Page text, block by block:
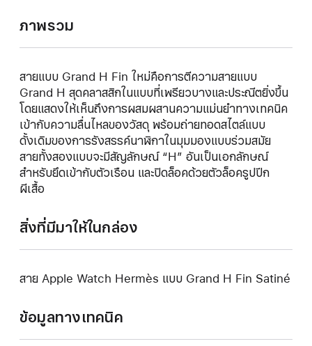
ภาพรวม
สายแบบ Grand H Fin ใหม่คือการตีความสายแบบ
Grand H สุดคลาสสิกในแบบที่เพรียวบางและประณีตยิ่งขึ้น
โดยแสดงให้เห็นถึงการผสมผสานความแม่นยำทางเทคนิค
เข้ากับความลื่นไหลของวัสดุ พร้อมถ่ายทอดสไตล์แบบ
ดั้งเดิมของการรังสรรค์นาฬิกาในมุมมองแบบร่วมสมัย
สายทั้งสองแบบจะมีสัญลักษณ์ “H” อันเป็นเอกลักษณ์
สำหรับยึดเข้ากับตัวเรือน และปิดล็อคด้วยตัวล็อครูปปีก
ผีเสื้อ
สิ่งที่มีมาให้ในกล่อง
สาย Apple Watch Hermès แบบ Grand H Fin Satiné
ข้อมูลทางเทคนิค